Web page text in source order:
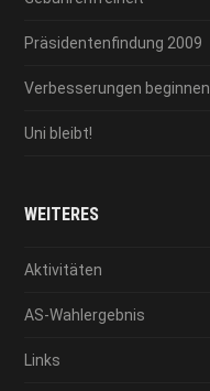
Präsidentenfindung 2009
Verbesserungen beginnen
Uni bleibt!
WEITERES
Aktivitäten
AS-Wahlergebnis
Links